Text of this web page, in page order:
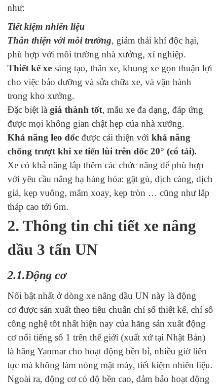
như:
Tiết kiệm nhiên liệu
Thân thiện với môi trường, giảm thải khí độc hại,
phù hợp với môi trường nhà xưởng, xí nghiệp.
Thiết kế xe sáng tạo, thân xe, khung xe gọn thuận lợi
cho việc bảo dưỡng và sửa chữa xe, và vận hành
trong kho xưởng.
Đặc biệt là giá thành tốt, mẫu xe đa dạng, đáp ứng
được mọi không gian chật hẹp của nhà xưởng.
Khả năng leo dốc được cải thiện với khả năng
chống trượt khi xe tiến lùi trên dốc 20° (có tải).
Xe có khả năng lắp thêm các chức năng để phù hợp
với yêu cầu nâng hạ hàng hóa: gật gù, dịch càng, dịch
giá, kẹp vuông, mâm xoay, kẹp tròn … cũng như lắp
tháp cao tới 6m.
2. Thông tin chi tiết xe nâng
dầu 3 tấn UN
2.1.Động cơ
Nổi bật nhất ở dòng xe nâng dầu UN này là động
cơ được sản xuất theo tiêu chuẩn chỉ số thiết kế, chỉ số
công nghệ tốt nhất hiện nay của hãng sản xuất động
cơ nổi tiếng số 1 trên thế giới (xuất xứ tại Nhật Bản)
là hãng Yanmar cho hoạt động bền bỉ, nhiều giờ liên
tục mà không làm nóng mặt máy, tiết kiệm nhiên liệu.
Ngoài ra, động cơ có độ bền cao, đảm bảo hoạt động